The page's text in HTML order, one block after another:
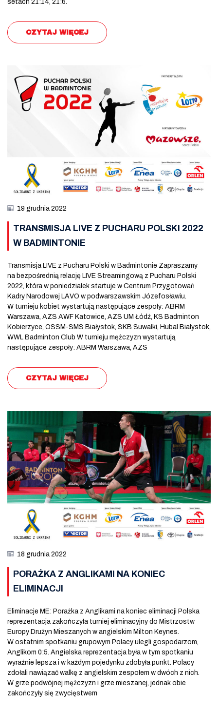
setach 21:14, 21:6.
CZYTAJ WIĘCEJ
19 grudnia 2022
TRANSMISJA LIVE Z PUCHARU POLSKI 2022
W BADMINTONIE
Transmisja LIVE z Pucharu Polski w Badmintonie Zapraszamy
na bezpośrednią relację LIVE Streamingową z Pucharu Polski
2022, która w poniedziałek startuje w Centrum Przygotowań
Kadry Narodowej LAVO w podwarszawskim Józefosławiu.
W turnieju kobiet wystartują następujące zespoły: ABRM
Warszawa, AZS AWF Katowice, AZS UM Łódź, KS Badminton
Kobierzyce, OSSM-SMS Białystok, SKB Suwałki, Hubal Białystok,
WWL Badminton Club W turnieju mężczyzn wystartują
następujące zespoły: ABRM Warszawa, AZS
CZYTAJ WIĘCEJ
18 grudnia 2022
PORAŻKA Z ANGLIKAMI NA KONIEC
ELIMINACJI
Eliminacje ME: Porażka z Anglikami na koniec eliminacji Polska
reprezentacja zakończyła turniej eliminacyjny do Mistrzostw
Europy Drużyn Mieszanych w angielskim Milton Keynes.
W ostatnim spotkaniu grupowym Polacy ulegli gospodarzom,
Anglikom 0:5. Angielska reprezentacja była w tym spotkaniu
wyraźnie lepsza i w każdym pojedynku zdobyła punkt. Polacy
zdołali nawiązać walkę z angielskim zespołem w dwóch z nich.
W grze podwójnej mężczyzn i grze mieszanej, jednak obie
zakończyły się zwycięstwem